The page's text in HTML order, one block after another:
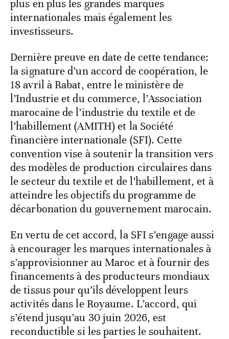
plus en plus les grandes marques
internationales mais également les
investisseurs.
Dernière preuve en date de cette tendance:
la signature d’un accord de coopération, le
18 avril à Rabat, entre le ministère de
l’Industrie et du commerce, l’Association
marocaine de l’industrie du textile et de
l’habillement (AMITH) et la Société
financière internationale (SFI). Cette
convention vise à soutenir la transition vers
des modèles de production circulaires dans
le secteur du textile et de l’habillement, et à
atteindre les objectifs du programme de
décarbonation du gouvernement marocain.
En vertu de cet accord, la SFI s’engage aussi
à encourager les marques internationales à
s’approvisionner au Maroc et à fournir des
financements à des producteurs mondiaux
de tissus pour qu’ils développent leurs
activités dans le Royaume. L’accord, qui
s’étend jusqu’au 30 juin 2026, est
reconductible si les parties le souhaitent.